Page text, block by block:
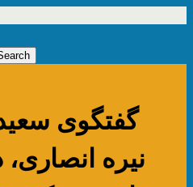
گفتگوی
نیره